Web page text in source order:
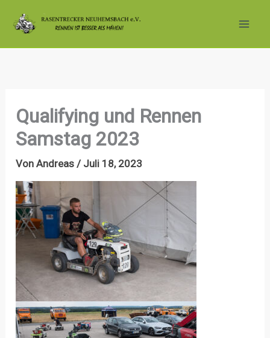
Inhalt
Qualifying und Rennen
Samstag 2023
VonAndreas / Juli 18, 2023